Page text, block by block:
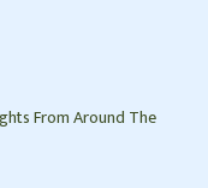
From Around The